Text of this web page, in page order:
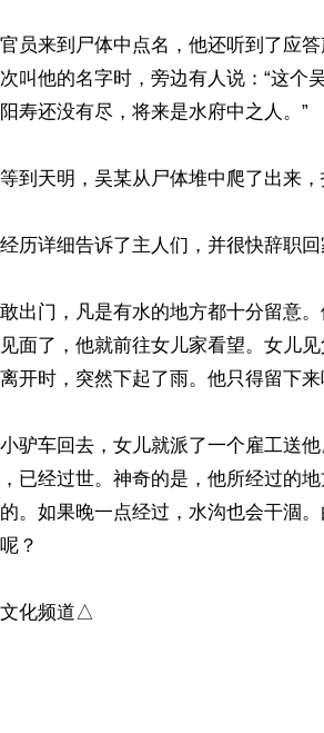
员来到尸体中点名，他还听到了应
叫他的名字时，旁边有人说：“这个
寿还没有尽，将来是水府中之人。”
到天明，吴某从尸体堆中爬了出来，
历详细告诉了主人们，并很快辞职回
出门，凡是有水的地方都十分留意
面了，他就前往女儿家看望。女儿
开时，突然下起了雨。他只得留下来
驴车回去，女儿就派了一个雇工送
已经过世。神奇的是，他所经过的地
。如果晚一点经过，水沟也会干涸
？
化频道△